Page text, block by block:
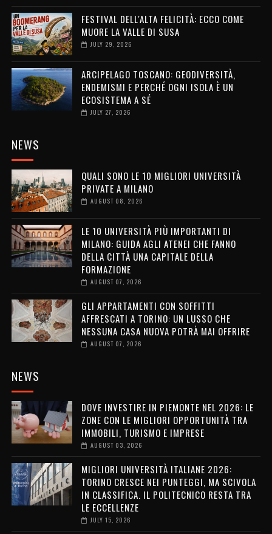
FESTIVAL DELL'ALTA FELICITÀ: ECCO COME
MUORE LA VALLE DI SUSA
JULY 29, 2026
ARCIPELAGO TOSCANO: GEODIVERSITÀ,
ENDEMISMI E PERCHÉ OGNI ISOLA È UN
ECOSISTEMA A SÉ
JULY 27, 2026
NEWS
QUALI SONO LE 10 MIGLIORI UNIVERSITÀ
PRIVATE A MILANO
AUGUST 08, 2026
LE 10 UNIVERSITÀ PIÙ IMPORTANTI DI
MILANO: GUIDA AGLI ATENEI CHE FANNO
DELLA CITTÀ UNA CAPITALE DELLA
FORMAZIONE
AUGUST 07, 2026
GLI APPARTAMENTI CON SOFFITTI
AFFRESCATI A TORINO: UN LUSSO CHE
NESSUNA CASA NUOVA POTRÀ MAI OFFRIRE
AUGUST 07, 2026
NEWS
DOVE INVESTIRE IN PIEMONTE NEL 2026: LE
ZONE CON LE MIGLIORI OPPORTUNITÀ TRA
IMMOBILI, TURISMO E IMPRESE
AUGUST 03, 2026
MIGLIORI UNIVERSITÀ ITALIANE 2026:
TORINO CRESCE NEI PUNTEGGI, MA SCIVOLA
IN CLASSIFICA. IL POLITECNICO RESTA TRA
LE ECCELLENZE
JULY 15, 2026